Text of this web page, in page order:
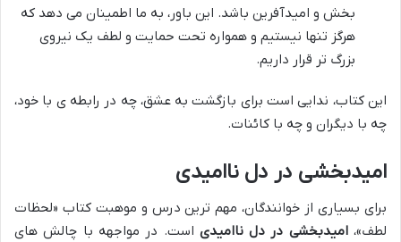
بخش و امیدآفرین باشد. این باور، به ما اطمینان می دهد که
هرگز تنها نیستیم و همواره تحت حمایت و لطف یک نیروی
بزرگ تر قرار داریم.
این کتاب، ندایی است برای بازگشت به عشق، چه در رابطه ی با خود،
چه با دیگران و چه با کائنات.
امیدبخشی در دل ناامیدی
برای بسیاری از خوانندگان، مهم ترین درس و موهبت کتاب «لحظات
لطف»،امیدبخشی در دل ناامیدی است. در مواجهه با چالش های